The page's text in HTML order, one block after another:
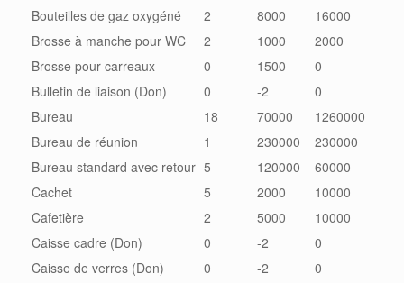
Bouteilles de gaz oxygéné
2 8000
16000
Brosse à manche pour WC
2 1000
2000
Brosse pour carreaux
0 1500
0
Bulletin de liaison (Don)
0 -2
0
Bureau
18 70000
1260000
Bureau de réunion
1 230000
230000
Bureau standard avec retour 5 120000
60000
Cachet
5 2000
10000
Cafetière
2 5000
10000
Caisse cadre (Don)
0 -2
0
Caisse de verres (Don)
0 -2
0